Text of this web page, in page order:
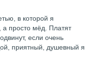
в которой я
а просто мёд. Платят
если очень
приятный, душевный я